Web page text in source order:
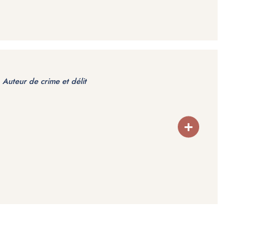
Auteur de crime et délit